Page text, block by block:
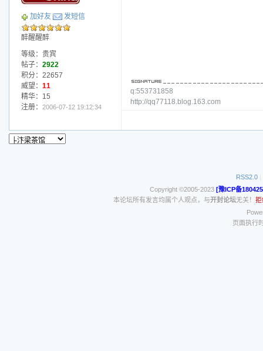
加好友 发短信
醉醒醒醉
等级：贵宾
帖子： 2922
积分：22657
威望： 11
精华：15
注册： 2006-07-12 19:12:34
q:553731858
http://qq77118.blog.163.com
RSS2.0 |
Copyright ©2005-2023 [豫ICP备
本论坛所有发言均属个人观点，与开封论坛无关！ 拒
页面执行